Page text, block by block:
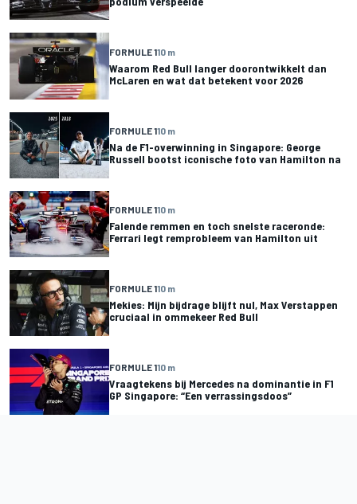
FORMULE 110 m
Waarom Red Bull langer doorontwikkelt dan
McLaren en wat dat betekent voor 2026
FORMULE 110 m
Na de F1-overwinning in Singapore: George
Russell bootst iconische foto van Hamilton na
FORMULE 110 m
Falende remmen en toch snelste raceronde:
Ferrari legt remprobleem van Hamilton uit
FORMULE 110 m
Mekies: Mijn bijdrage blijft nul, Max Verstappen
cruciaal in ommekeer Red Bull
FORMULE 110 m
Vraagtekens bij Mercedes na dominantie in F1
GP Singapore: “Een verrassingsdoos”